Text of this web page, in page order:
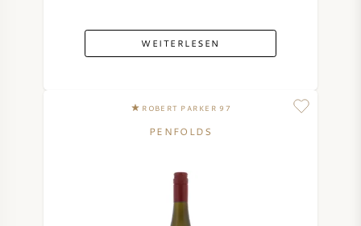
WEITERLESEN
ROBERT PARKER 97
PENFOLDS